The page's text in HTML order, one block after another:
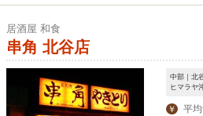
居酒屋 和食
串角 北谷店
中部｜北
ヒマラヤ
￥ 平